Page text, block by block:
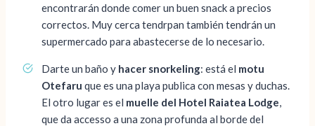
encontrarán donde comer un buen snack a precios
correctos. Muy cerca tendrpan también tendrán un
supermercado para abastecerse de lo necesario.
Darte un baño y hacer snorkeling: está el motu
Otefaru que es una playa publica con mesas y duchas.
El otro lugar es el muelle del Hotel Raiatea Lodge,
que da accesso a una zona profunda al borde del